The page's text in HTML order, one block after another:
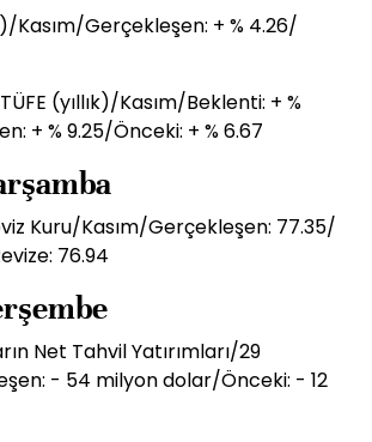
Kasım/Gerçekleşen: + % 4.26/
(yıllık)/Kasım/Beklenti: + %
+ % 9.25/Önceki: + % 6.67
Kuru/Kasım/Gerçekleşen: 77.35/
76.94
Net Tahvil Yatırımları/29
- 54 milyon dolar/Önceki: - 12